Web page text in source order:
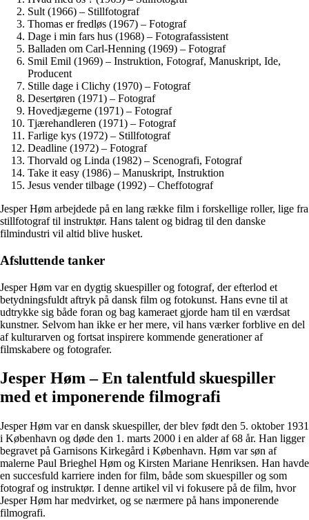
Sult (1966) – Stillfotograf
Thomas er fredløs (1967) – Fotograf
Dage i min fars hus (1968) – Fotografassistent
Balladen om Carl-Henning (1969) – Fotograf
Smil Emil (1969) – Instruktion, Fotograf, Manuskript, Ide,
Producent
Stille dage i Clichy (1970) – Fotograf
Desertøren (1971) – Fotograf
Hovedjægerne (1971) – Fotograf
Tjærehandleren (1971) – Fotograf
Farlige kys (1972) – Stillfotograf
Deadline (1972) – Fotograf
Thorvald og Linda (1982) – Scenografi, Fotograf
Take it easy (1986) – Manuskript, Instruktion
Jesus vender tilbage (1992) – Cheffotograf
Jesper Høm arbejdede på en lang række film i forskellige roller, lige fra
stillfotograf til instruktør. Hans talent og bidrag til den danske
filmindustri vil altid blive husket.
Afsluttende tanker
Jesper Høm var en dygtig skuespiller og fotograf, der efterlod et
betydningsfuldt aftryk på dansk film og fotokunst. Hans evne til at
udtrykke sig både foran og bag kameraet gjorde ham til en værdsat
kunstner. Selvom han ikke er her mere, vil hans værker forblive en del
af kulturarven og fortsat inspirere kommende generationer af
filmskabere og fotografer.
Jesper Høm – En talentfuld skuespiller
med et imponerende filmografi
Jesper Høm var en dansk skuespiller, der blev født den 5. oktober 1931
i København og døde den 1. marts 2000 i en alder af 68 år. Han ligger
begravet på Garnisons Kirkegård i København. Høm var søn af
malerne Paul Brieghel Høm og Kirsten Mariane Henriksen. Han havde
en succesfuld karriere inden for film, både som skuespiller og som
fotograf og instruktør. I denne artikel vil vi fokusere på de film, hvor
Jesper Høm har medvirket, og se nærmere på hans imponerende
filmografi.